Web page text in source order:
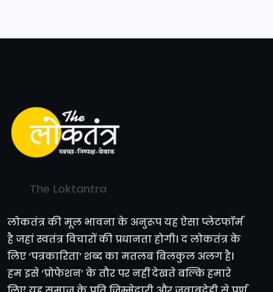
The Loktantra
लोकतंत्र की मूल भावना के अनुरूप यह ऐसा प्लेटफॉर्म
है जहां स्वतंत्र विचारों की प्रधानता होगी। द लोकतंत्र के
लिए ‘पत्रकारिता’ शब्द का मतलब बिलकुल अलग है।
हम इसे ‘प्रोफेशन’ के तौर पर नहीं देखते बल्कि हमारे